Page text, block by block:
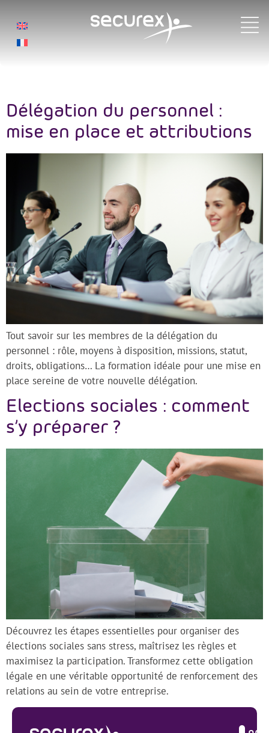
Délégation du personnel :
mise en place et attributions
Tout savoir sur les membres de la délégation du
personnel : rôle, moyens à disposition, missions, statut,
droits, obligations… La formation idéale pour une mise en
place sereine de votre nouvelle délégation.
Elections sociales : comment
s’y préparer ?
Découvrez les étapes essentielles pour organiser des
élections sociales sans stress, maîtrisez les règles et
maximisez la participation. Transformez cette obligation
légale en une véritable opportunité de renforcement des
relations au sein de votre entreprise.